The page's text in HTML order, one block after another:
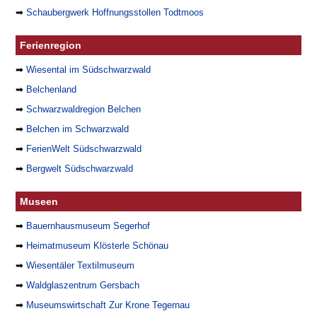
➡Schaubergwerk Hoffnungsstollen Todtmoos
Ferienregion
➡Wiesental im Südschwarzwald
➡ Belchenland
➡Schwarzwaldregion Belchen
➡ Belchen im Schwarzwald
➡ FerienWelt Südschwarzwald
➡ Bergwelt Südschwarzwald
Museen
➡ Bauernhausmuseum Segerhof
➡ Heimatmuseum Klösterle Schönau
➡Wiesentäler Textilmuseum
➡Waldglaszentrum Gersbach
➡ Museumswirtschaft Zur Krone Tegernau